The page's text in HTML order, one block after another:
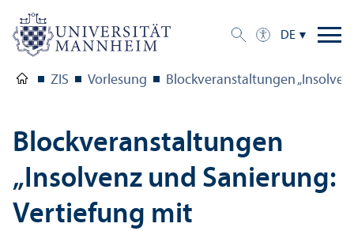
DE
ZIS Vorlesung Block­veranstaltungen
Block­veranstaltungen
„Insolvenz und Sanierung:
Vertiefung mit